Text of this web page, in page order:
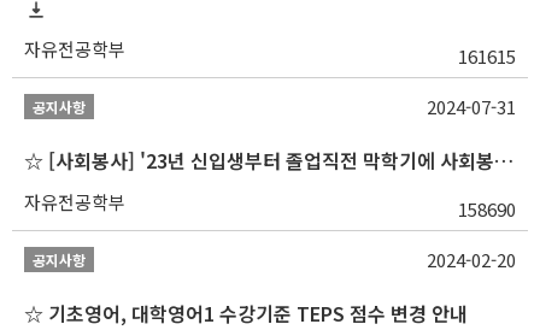
자유전공학부 161615
공지사항
☆ [사회봉사] '23년 신입생부터 졸업직전 막학기에 사회봉사1,2,3 수강 불가
자유전공학부 158690
2024-07-31
공지사항
☆ 기초영어, 대학영어1 수강기준 TEPS 점수 변경 안내
2024-02-20